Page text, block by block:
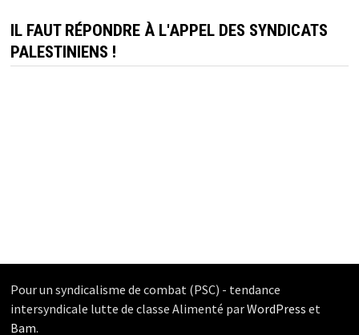
IL FAUT RÉPONDRE À L'APPEL DES SYNDICATS
PALESTINIENS !
Pour un syndicalisme de combat (PSC) - tendance
intersyndicale lutte de classe Alimenté parWordPress et
Bam.